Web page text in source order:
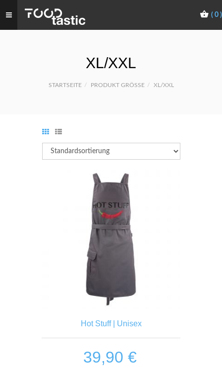
( 0 )
XL/XXL
STARTSEITE PRODUKT GRÖSSE XL/XXL
Hot Stuff | Unisex
39,90 €